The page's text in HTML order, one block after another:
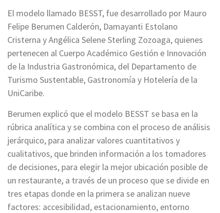
El modelo llamado BESST, fue desarrollado por Mauro
Felipe Berumen Calderón, Damayanti Estolano
Cristerna y Angélica Selene Sterling Zozoaga, quienes
pertenecen al Cuerpo Académico Gestión e Innovación
de la Industria Gastronómica, del Departamento de
Turismo Sustentable, Gastronomía y Hotelería de la
UniCaribe.
Berumen explicó que el modelo BESST se basa en la
rúbrica analítica y se combina con el proceso de análisis
jerárquico, para analizar valores cuantitativos y
cualitativos, que brinden información a los tomadores
de decisiones, para elegir la mejor ubicación posible de
un restaurante, a través de un proceso que se divide en
tres etapas donde en la primera se analizan nueve
factores: accesibilidad, estacionamiento, entorno